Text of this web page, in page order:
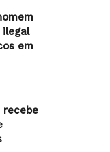
ilegal
em
recebe